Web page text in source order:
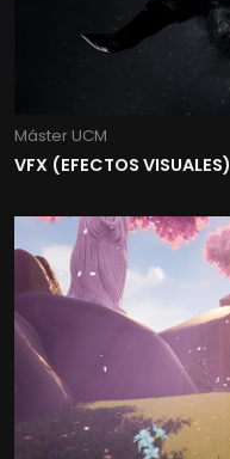
Máster UCM
VFX (EFECTOS VISUALES)